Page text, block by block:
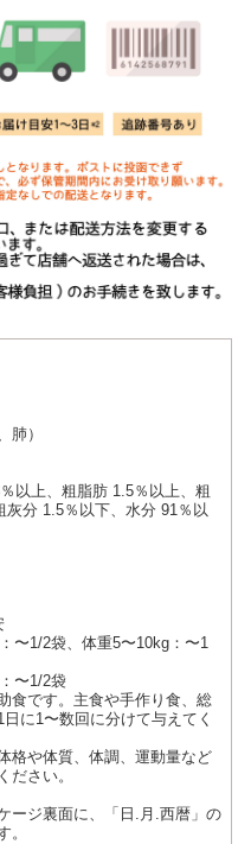
肺）
以上、粗脂肪 1.5％以上、粗
灰分 1.5％以下、水分 91％以
〜1/2袋、体重5〜10kg：〜1
〜1/2袋
食です。主食や手作り食、総
に1〜数回に分けて与えてく
格や体質、体調、運動量など
ださい。
ージ裏面に、「日.月.西暦」の
。